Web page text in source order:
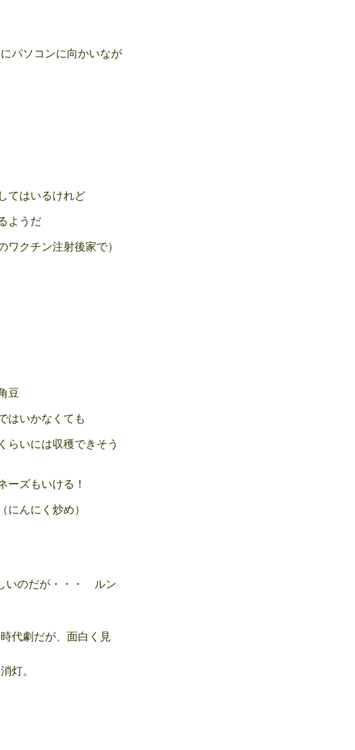
パソコンに向かいなが
てはいるけれど
ようだ
クチン注射後家で）
豆
いかなくても
いには収穫できそう
ズもいける！
んにく炒め）
いのだが・・・ ルン
代劇だが、面白く見
灯。